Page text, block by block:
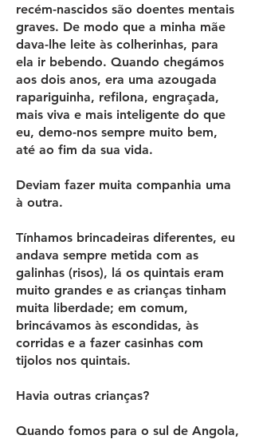
recém-nascidos são doentes mentais
graves. De modo que a minha mãe
dava-lhe leite às colherinhas, para
ela ir bebendo. Quando chegámos
aos dois anos, era uma azougada
rapariguinha, refilona, engraçada,
mais viva e mais inteligente do que
eu, demo-nos sempre muito bem,
até ao fim da sua vida.
Deviam fazer muita companhia uma
à outra.
Tínhamos brincadeiras diferentes, eu
andava sempre metida com as
galinhas (risos), lá os quintais eram
muito grandes e as crianças tinham
muita liberdade; em comum,
brincávamos às escondidas, às
corridas e a fazer casinhas com
tijolos nos quintais.
Havia outras crianças?
Quando fomos para o sul de Angola,